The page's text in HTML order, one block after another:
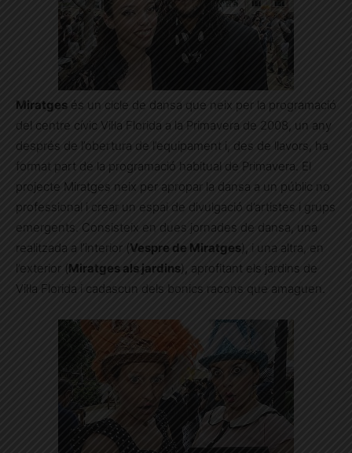
Miratges és un cicle de dansa que neix per la programació
del centre cívic Vil·la Florida a la Primavera de 2008, un any
després de l’obertura de l’equipament i, des de llavors, ha
format part de la programació habitual de Primavera. El
projecte Miratges neix per apropar la dansa a un públic no
professional i crear un espai de divulgació d’artistes i grups
emergents. Consisteix en dues jornades de dansa, una
realitzada a l’interior (Vespre de Miratges), i una altra, en
l’exterior (Miratges als jardins), aprofitant els jardins de
Vil·la Florida i cadascun dels bonics racons que amaguen.